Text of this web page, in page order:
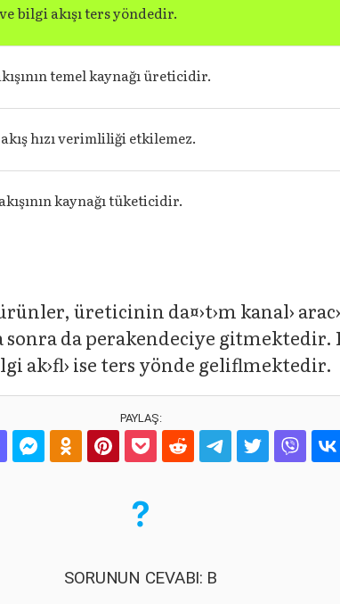
bilgi akışı ters yöndedir.
temel kaynağı üreticidir.
hızı verimliliği etkilemez.
kaynağı tüketicidir.
üreticinin da¤›t›m kanal›
da perakendeciye gitmektedir.
ak›fl› ise ters yönde geliflmektedir.
PAYLAŞ:
SORUNUN CEVABI: B